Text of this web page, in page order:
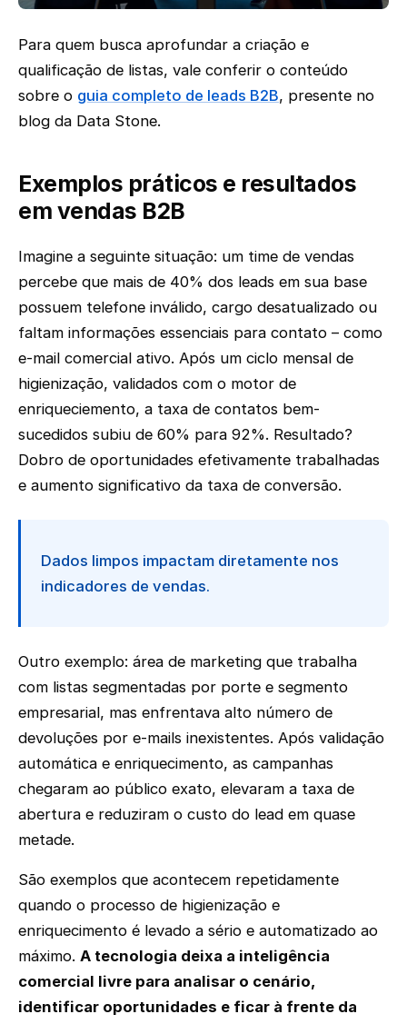
Para quem busca aprofundar a criação e
qualificação de listas, vale conferir o conteúdo
sobre o guia completo de leads B2B, presente no
blog da Data Stone.
Exemplos práticos e resultados
em vendas B2B
Imagine a seguinte situação: um time de vendas
percebe que mais de 40% dos leads em sua base
possuem telefone inválido, cargo desatualizado ou
faltam informações essenciais para contato – como
e-mail comercial ativo. Após um ciclo mensal de
higienização, validados com o motor de
enriqueciemento, a taxa de contatos bem-
sucedidos subiu de 60% para 92%. Resultado?
Dobro de oportunidades efetivamente trabalhadas
e aumento significativo da taxa de conversão.
Dados limpos impactam diretamente nos
indicadores de vendas.
Outro exemplo: área de marketing que trabalha
com listas segmentadas por porte e segmento
empresarial, mas enfrentava alto número de
devoluções por e-mails inexistentes. Após validação
automática e enriquecimento, as campanhas
chegaram ao público exato, elevaram a taxa de
abertura e reduziram o custo do lead em quase
metade.
São exemplos que acontecem repetidamente
quando o processo de higienização e
enriquecimento é levado a sério e automatizado ao
máximo. A tecnologia deixa a inteligência
comercial livre para analisar o cenário,
identificar oportunidades e ficar à frente da